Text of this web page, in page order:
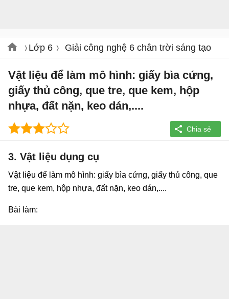
Lớp 6 Giải công nghệ 6 chân trời sáng tạo
Vật liệu để làm mô hình: giấy bìa cứng,
giấy thủ công, que tre, que kem, hộp
nhựa, đất nặn, keo dán,....
3. Vật liệu dụng cụ
Vật liệu để làm mô hình: giấy bìa cứng, giấy thủ công, que
tre, que kem, hộp nhựa, đất nặn, keo dán,....
Bài làm: